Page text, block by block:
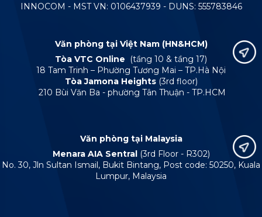
INNOCOM - MST VN: 0106437939 - DUNS: 555783846
Văn phòng tại Việt Nam (HN&HCM)
Tòa VTC Online
(tầng 10 & tầng 17)
18 Tam Trinh – Phường Tương Mai – TP.Hà Nội
Tòa Jamona Heights (3rd floor)
210 Bùi Văn Ba - phường Tân Thuận - TP.HCM
Văn phòng tại Malaysia
Menara AIA Sentral (3rd Floor - R302)
No. 30, Jln Sultan Ismail, Bukit Bintang, Post code: 50250, Kuala
Lumpur, Malaysia